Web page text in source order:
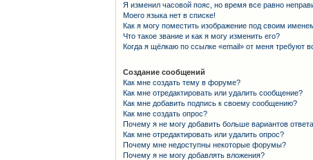
Я изменил часовой пояс, но время все равно
Моего языка нет в списке!
Как я могу поместить изображение под своим
Что такое звание и как я могу изменить его?
Когда я щёлкаю по ссылке «email» от меня требуют
Создание сообщений
Как мне создать тему в форуме?
Как мне отредактировать или удалить сообщение?
Как мне добавить подпись к своему сообщению?
Как мне создать опрос?
Почему я не могу добавить больше вариантов
Как мне отредактировать или удалить опрос?
Почему мне недоступны некоторые форумы?
Почему я не могу добавлять вложения?